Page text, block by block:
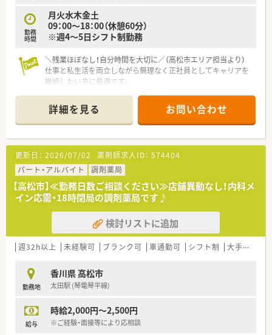
■社長をはじめとする経営陣が現場の状況を深く理解しており、
スタッフ一人ひとりの意見が反映されやすい風通しの良い職場
です。
勤務
時間
月火水木金土
09：00～18：00（休憩60分）
※週4～5日シフト制勤務
＼残業ほぼなし！自分時間を大切に／（高松市エリア担当より）
仕事と私生活を両立しながら無理なく正社員としてキャリアを
継続したい方に最適です。
【店舗情報と応需状況について】
■琴電琴平線の片原町駅から徒歩6分という好立地にあり、高松
中央商店街の中に位置する地域密着型の調剤薬局でございま
す。
■内科や循環器内科の処方箋を1日あたり40枚程度応需してお
り、加えて関連施設への施設在宅調剤をメインに行っておりま
す。
■現在は約80名分の施設調剤に対応しておりますが、今後さら
に30名程度の受け入れ増加が見込まれている活気ある店舗で
す。
【法人特徴について】
■高松市内で2店舗の薬局を運営するほか、グループ会社ではサ
ービス付き高齢者向け住宅や介護事業など幅広く展開しており
■農業や保育園運営といった多角的な事業運営を行っており、地
域のインフラとして多方面から社会に貢献している法人組織で
す。
のスキルを活かして末永く腰を据えて働くことが可能な環境で
す。
詳細を見る お問い合わせ
更新日： 2026/07/02 薬剤師求人ID： 574404
パート・アルバイト
調剤薬局
【高松市】≪勤務日数ご相談ください≫店舗異動なし！内科メ
イン応需・18時閉局の調剤薬局です♪
検討リストに追加
週32h以上 未経験可 ブランク可 車通勤可 シフト制 大手チェーン以外
勤務地
香川県 高松市
太田駅 (琴電琴平線)
給与
時給2,000円～2,500円
※ご経験・面接等により応相談